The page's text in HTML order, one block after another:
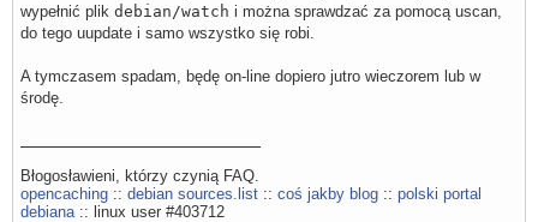
wypełnić plik debian/watch i można sprawdzać za pomocą uscan,
do tego uupdate i samo wszystko się robi.
A tymczasem spadam, będę on-line dopiero jutro wieczorem lub w
środę.
Błogosławieni, którzy czynią FAQ.
opencaching :: debian sources.list :: coś jakby blog :: polski portal
debiana :: linux user #403712